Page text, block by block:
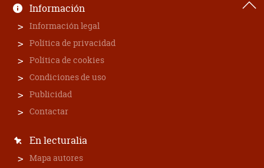
Información
Información legal
Política de privacidad
Política de cookies
Condiciones de uso
Publicidad
Contactar
En lecturalia
Mapa autores